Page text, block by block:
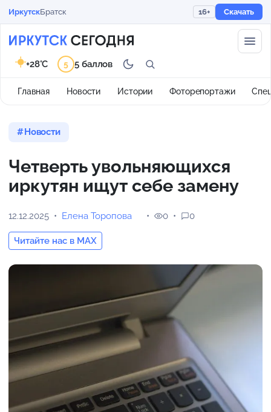
ИркутскБратск 16+ Скачать
Главная Новости Истории Фоторепортажи
+28°C 5 5 баллов
Новости
Четверть увольняющихся
иркутян ищут себе замену
12.12.2025 Елена Торопова
Читайте нас в MAX
0 0